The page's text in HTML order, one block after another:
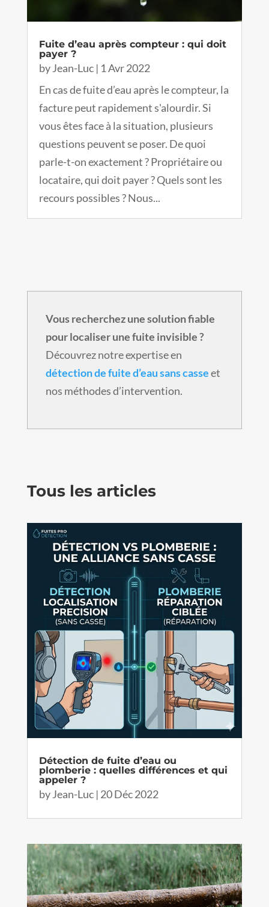
Fuite d’eau après compteur : qui doit
payer ?
byJean-Luc| 1 Avr 2022
En cas de fuite d’eau après le compteur, la
facture peut rapidement s'alourdir. Si
vous êtes face à la situation, plusieurs
questions peuvent se poser. De quoi
parle-t-on exactement ? Propriétaire ou
locataire, qui doit payer ? Quels sont les
recours possibles ? Nous...
Vous recherchez une solution fiable
pour localiser une fuite invisible ?
Découvrez notre expertise en
détection de fuite d’eau sans casseet
nos méthodes d’intervention.
Tous les articles
Détection de fuite d’eau ou
plomberie : quelles différences et qui
appeler ?
byJean-Luc| 20 Déc 2022